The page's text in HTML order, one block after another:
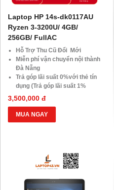
Laptop HP 14s-dk0117AU
Ryzen 3-3200U/ 4GB/
256GB/ FullAC
Hỗ Trợ Thu Cũ Đổi Mới
Miễn phí vận chuyển nội thành
Đà Nẵng
Trả góp lãi suất 0%với thẻ tín
dụng (Trả góp lãi suất 1%
HDsaison - chỉ cần CMND
BLX hoặc hộ khẩu gốc )
Giảm 20%khi nâng cấp Ram-
SSD
Giá 500.000đ
3,500,000 đ
MUA NGAY